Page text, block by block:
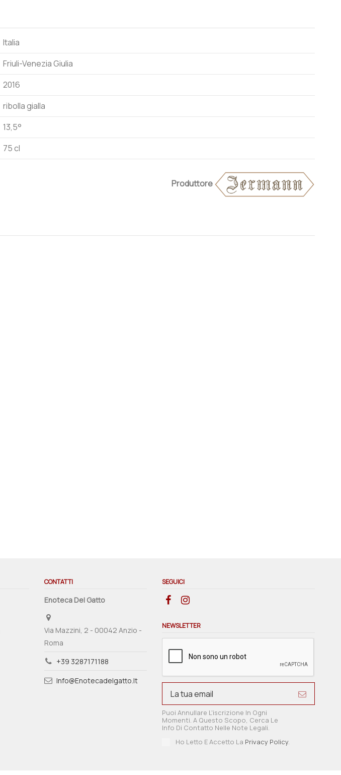
Italia
Friuli-Venezia Giulia
2016
ribolla gialla
13,5°
75 cl
Produttore
CONTATTI
Enoteca Del Gatto
Via Mazzini, 2 - 00042 Anzio -
Roma
+39 3287171188
Info@enotecadelgatto.it
SEGUICI
NEWSLETTER
Puoi Annullare L'iscrizione In Ogni
Momenti. A Questo Scopo, Cerca Le
Info Di Contatto Nelle Note Legali.
Ho Letto E Accetto La Privacy Policy.